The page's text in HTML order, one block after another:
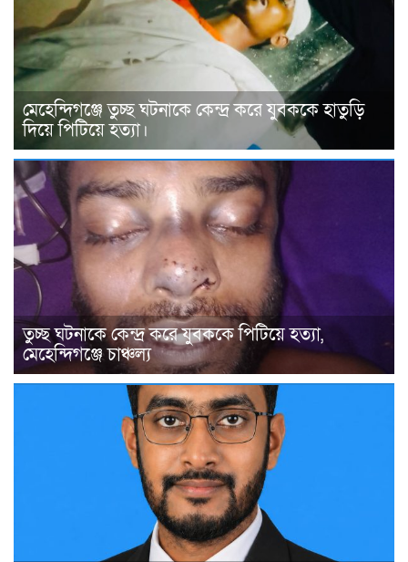
মেহেন্দিগঞ্জে তুচ্ছ ঘটনাকে কেন্দ্র করে যুবককে হাতুড়ি
দিয়ে পিটিয়ে হত্যা।
তুচ্ছ ঘটনাকে কেন্দ্র করে যুবককে পিটিয়ে হত্যা,
মেহেন্দিগঞ্জে চাঞ্চল্য